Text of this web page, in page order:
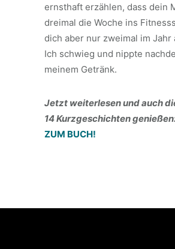
ernsthaft erzählen, dass dein
dreimal die Woche ins
dich aber nur zweimal im Jahr
Ich schwieg und nippte
meinem Getränk.
Jetzt weiterlesen und auch
14 Kurzgeschichten
ZUM BUCH!